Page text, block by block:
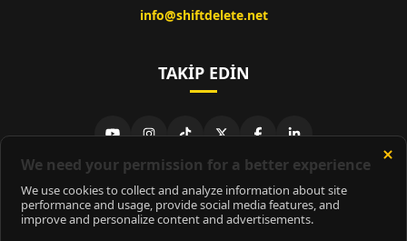
info@shiftdelete.net
TAKIP EDIN